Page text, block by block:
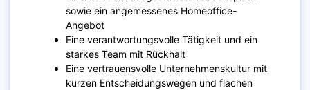
sowie ein angemessenes Homeoffice-
Angebot
Eine verantwortungsvolle Tätigkeit und ein
starkes Team mit Rückhalt
Eine vertrauensvolle Unternehmenskultur mit
kurzen Entscheidungswegen und flachen